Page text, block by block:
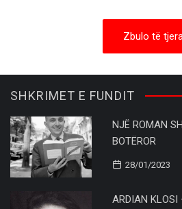
Zbulo të
SHKRIMET E FUNDIT
NJË ROMAN
BOTËROR
28/01/2023
ARDIAN